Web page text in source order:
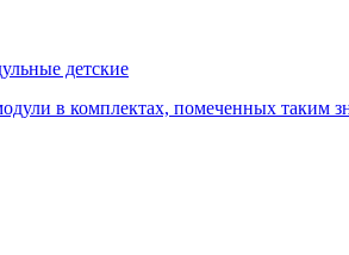
детские
в комплектах, помеченных таким